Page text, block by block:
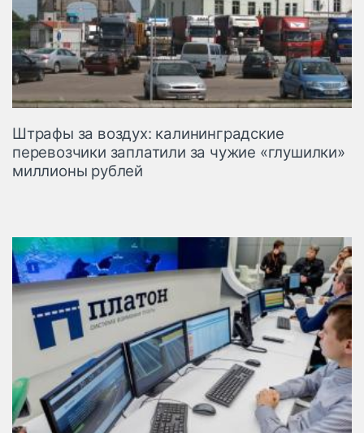
Штрафы за воздух: калининградские
перевозчики заплатили за чужие «глушилки»
миллионы рублей